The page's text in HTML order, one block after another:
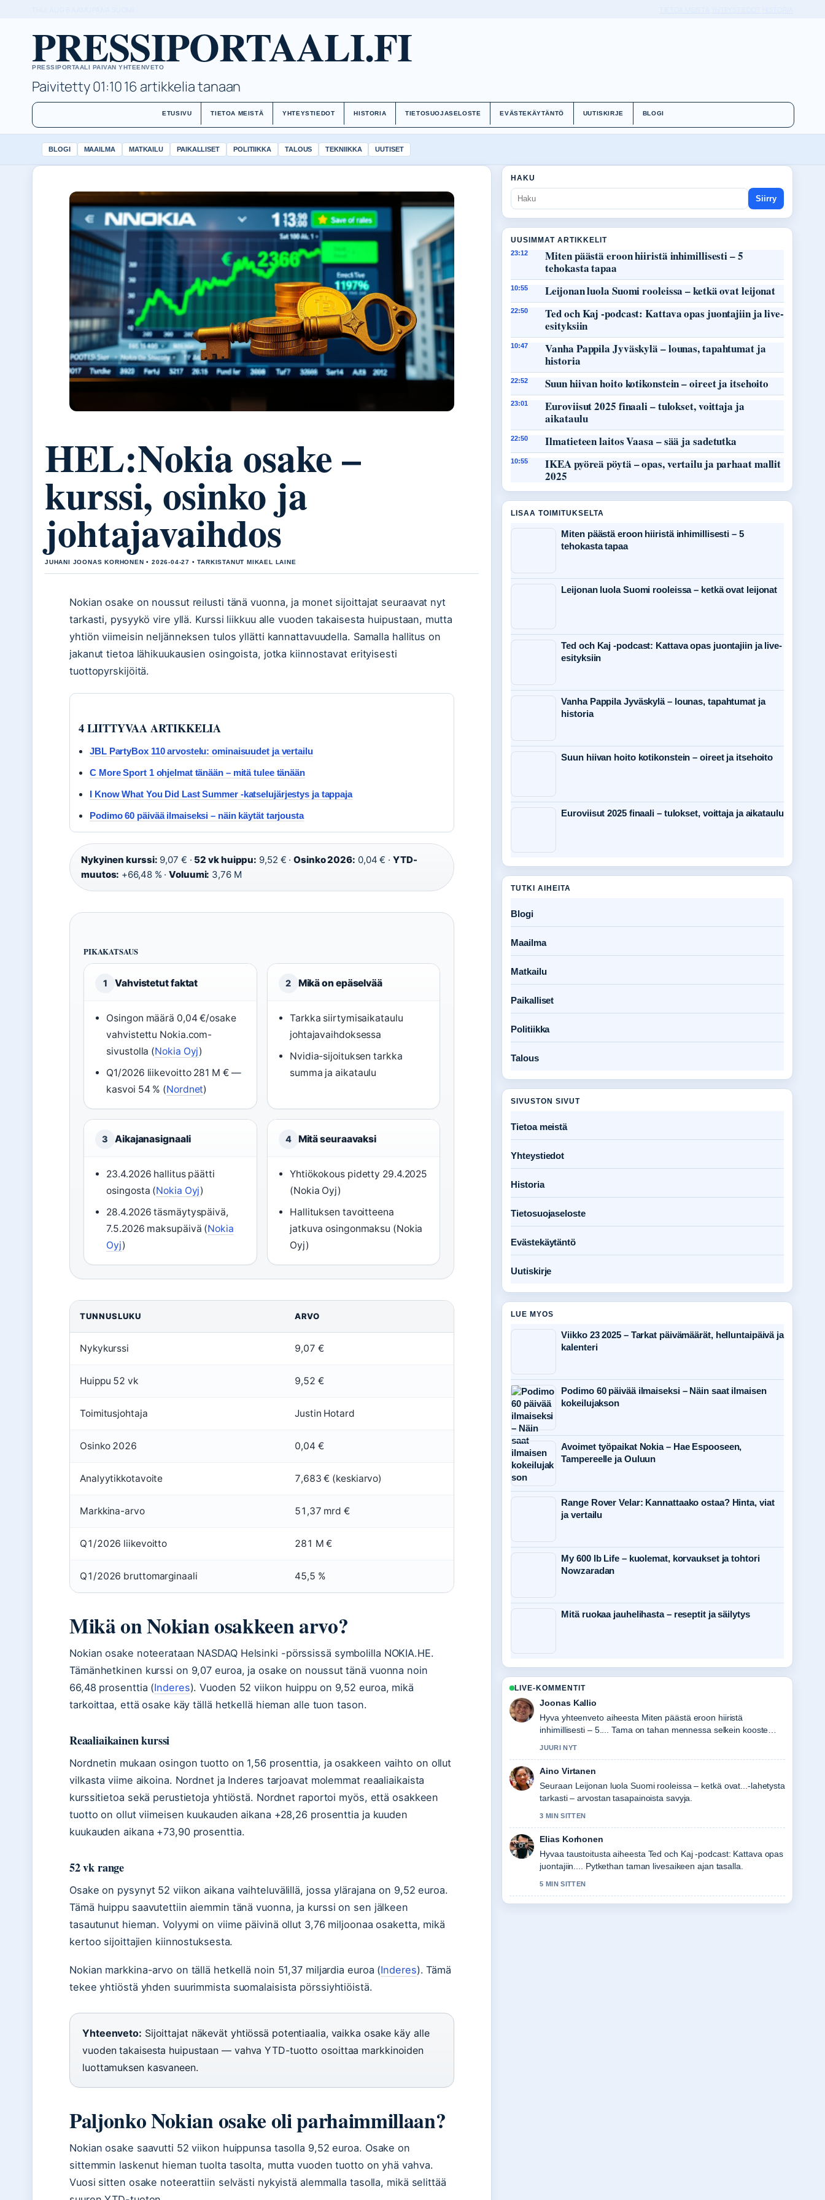
PRESSIPORTAALI.FI
PRESSIPORTAALI PAIVAN YHTEENVETO
Paivitetty 01:1016 artikkelia tanaan
ETUSIVU TIETOA MEISTÄ YHTEYSTIEDOT HISTORIA TIETOSUOJASELOSTE EVÄSTEKÄYTÄNTÖ UUTISKIRJE BLOGI
BLOGI MAAILMA MATKAILU PAIKALLISET POLITIIKKA TALOUS TEKNIIKKA UUTISET
HEL:Nokia osake –
kurssi, osinko ja
johtajavaihdos
JUHANI JOONAS KORHONEN • 2026-04-27 • TARKISTANUT MIKAEL LAINE
Nokian osake on noussut reilusti tänä vuonna, ja monet sijoittajat seuraavat nyt
tarkasti, pysyykö vire yllä. Kurssi liikkuu alle vuoden takaisesta huipustaan, mutta
yhtiön viimeisin neljänneksen tulos yllätti kannattavuudella. Samalla hallitus on
jakanut tietoa lähikuukausien osingoista, jotka kiinnostavat erityisesti
tuottopyrskijöitä.
4 LIITTYVAA ARTIKKELIA
JBL PartyBox 110 arvostelu: ominaisuudet ja vertailu
C More Sport 1 ohjelmat tänään – mitä tulee tänään
I Know What You Did Last Summer -katselujärjestys ja tappaja
Podimo 60 päivää ilmaiseksi – näin käytät tarjousta
Nykyinen kurssi: 9,07 € · 52 vk huippu: 9,52 € ·Osinko 2026: 0,04 € · YTD-
muutos: +66,48 % ·Voluumi: 3,76 M
PIKAKATSAUS
1 Vahvistetut faktat
Osingon määrä 0,04 €/osake
vahvistettu Nokia.com-
sivustolla (Nokia Oyj)
Q1/2026 liikevoitto 281 M € —
kasvoi 54 % (Nordnet)
2 Mikä on epäselvää
Tarkka siirtymisaikataulu
johtajavaihdoksessa
Nvidia-sijoituksen tarkka
summa ja aikataulu
3 Aikajanasignaali
23.4.2026 hallitus päätti
osingosta (Nokia Oyj)
28.4.2026 täsmäytyspäivä,
7.5.2026 maksupäivä (Nokia
Oyj)
4 Mitä seuraavaksi
Yhtiökokous pidetty 29.4.2025
(Nokia Oyj)
Hallituksen tavoitteena
jatkuva osingonmaksu (Nokia
Oyj)
TUNNUSLUKU ARVO
Nykykurssi 9,07 €
Huippu 52 vk 9,52 €
Toimitusjohtaja Justin Hotard
Osinko 2026 0,04 €
Analyytikkotavoite 7,683 € (keskiarvo)
Markkina-arvo 51,37 mrd €
Q1/2026 liikevoitto 281 M €
Q1/2026 bruttomarginaali 45,5 %
Mikä on Nokian osakkeen arvo?
Nokian osake noteerataan NASDAQ Helsinki -pörssissä symbolilla NOKIA.HE.
Tämänhetkinen kurssi on 9,07 euroa, ja osake on noussut tänä vuonna noin
66,48 prosenttia (Inderes). Vuoden 52 viikon huippu on 9,52 euroa, mikä
tarkoittaa, että osake käy tällä hetkellä hieman alle tuon tason.
Reaaliaikainen kurssi
Nordnetin mukaan osingon tuotto on 1,56 prosenttia, ja osakkeen vaihto on ollut
vilkasta viime aikoina. Nordnet ja Inderes tarjoavat molemmat reaaliaikaista
kurssitietoa sekä perustietoja yhtiöstä. Nordnet raportoi myös, että osakkeen
tuotto on ollut viimeisen kuukauden aikana +28,26 prosenttia ja kuuden
kuukauden aikana +73,90 prosenttia.
52 vk range
Osake on pysynyt 52 viikon aikana vaihteluvälillä, jossa ylärajana on 9,52 euroa.
Tämä huippu saavutettiin aiemmin tänä vuonna, ja kurssi on sen jälkeen
tasautunut hieman. Volyymi on viime päivinä ollut 3,76 miljoonaa osaketta, mikä
kertoo sijoittajien kiinnostuksesta.
Nokian markkina-arvo on tällä hetkellä noin 51,37 miljardia euroa (Inderes). Tämä
tekee yhtiöstä yhden suurimmista suomalaisista pörssiyhtiöistä.
Yhteenveto: Sijoittajat näkevät yhtiössä potentiaalia, vaikka osake käy alle
vuoden takaisesta huipustaan — vahva YTD-tuotto osoittaa markkinoiden
luottamuksen kasvaneen.
Paljonko Nokian osake oli parhaimmillaan?
Nokian osake saavutti 52 viikon huippunsa tasolla 9,52 euroa. Osake on
sittemmin laskenut hieman tuolta tasolta, mutta vuoden tuotto on yhä vahva.
Vuosi sitten osake noteerattiin selvästi nykyistä alemmalla tasolla, mikä selittää
HAKU
Siirry
UUSIMMAT ARTIKKELIT
23:12
Miten päästä eroon hiiristä inhimillisesti – 5
tehokasta tapaa
10:55 Leijonan luola Suomi rooleissa – ketkä ovat leijonat
22:50
Ted och Kaj -podcast: Kattava opas juontajiin ja live-
esityksiin
10:47
Vanha Pappila Jyväskylä – lounas, tapahtumat ja
historia
22:52 Suun hiivan hoito kotikonstein – oireet ja itsehoito
23:01
Euroviisut 2025 finaali – tulokset, voittaja ja
aikataulu
22:50 Ilmatieteen laitos Vaasa – sää ja sadetutka
10:55
IKEA pyöreä pöytä – opas, vertailu ja parhaat mallit
2025
LISAA TOIMITUKSELTA
Miten päästä eroon hiiristä inhimillisesti – 5
tehokasta tapaa
Leijonan luola Suomi rooleissa – ketkä ovat leijonat
Ted och Kaj -podcast: Kattava opas juontajiin ja live-
esityksiin
Vanha Pappila Jyväskylä – lounas, tapahtumat ja
historia
Suun hiivan hoito kotikonstein – oireet ja itsehoito
Euroviisut 2025 finaali – tulokset, voittaja ja aikataulu
TUTKI AIHEITA
Blogi
Maailma
Matkailu
Paikalliset
Politiikka
Talous
SIVUSTON SIVUT
Tietoa meistä
Yhteystiedot
Historia
Tietosuojaseloste
Evästekäytäntö
Uutiskirje
LUE MYOS
Viikko 23 2025 – Tarkat päivämäärät, helluntaipäivä ja
kalenteri
Podimo 60 päivää ilmaiseksi – Näin saat ilmaisen
kokeilujakson
Avoimet työpaikat Nokia – Hae Espooseen,
Tampereelle ja Ouluun
Range Rover Velar: Kannattaako ostaa? Hinta, viat
ja vertailu
My 600 lb Life – kuolemat, korvaukset ja tohtori
Nowzaradan
Mitä ruokaa jauhelihasta – reseptit ja säilytys
LIVE-KOMMENTIT
Joonas Kallio
Hyva yhteenveto aiheesta Miten päästä eroon hiiristä
inhimillisesti – 5.... Tama on tahan mennessa selkein kooste
JUURI NYT
Aino Virtanen
Seuraan Leijonan luola Suomi rooleissa – ketkä ovat...-lahetysta
tarkasti – arvostan tasapainoista savyja.
3 MIN SITTEN
Elias Korhonen
Hyvaa taustoitusta aiheesta Ted och Kaj -podcast: Kattava opas
juontajiin.... Pytkethan taman livesaikeen ajan tasalla.
5 MIN SITTEN